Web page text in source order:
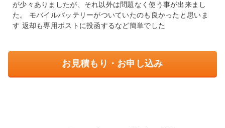
が少々ありましたが、それ以外は問題なく使う事が出来まし
た。 モバイルバッテリーがついていたのも良かったと思いま
す 返却も専用ポストに投函するなど簡単でした
お見積もり・お申し込み